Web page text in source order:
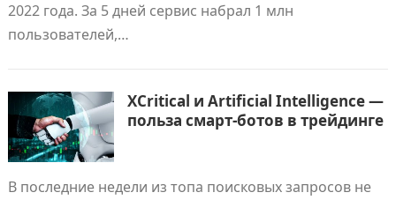
2022 года. За 5 дней сервис набрал 1 млн
пользователей,…
XCritical и Artificial Intelligence —
польза смарт-ботов в трейдинге
В последние недели из топа поисковых запросов не